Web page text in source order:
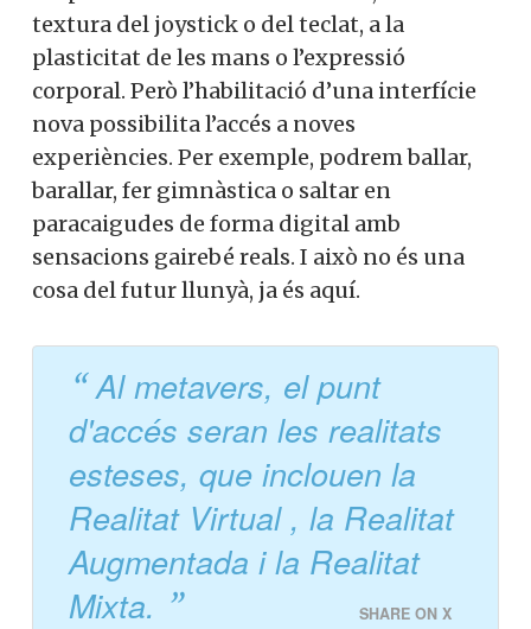
textura del joystick o del teclat, a la
plasticitat de les mans o l’expressió
corporal. Però l’habilitació d’una interfície
nova possibilita l’accés a noves
experiències. Per exemple, podrem ballar,
barallar, fer gimnàstica o saltar en
paracaigudes de forma digital amb
sensacions gairebé reals. I això no és una
cosa del futur llunyà, ja és aquí.
Al metavers, el punt
d'accés seran les realitats
esteses, que inclouen la
Realitat Virtual , la Realitat
Augmentada i la Realitat
Mixta.
SHARE ON X